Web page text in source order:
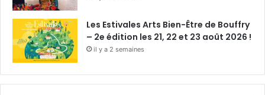
Les Estivales Arts Bien-Être de Bouffry
– 2e édition les 21, 22 et 23 août 2026 !
il y a 2 semaines